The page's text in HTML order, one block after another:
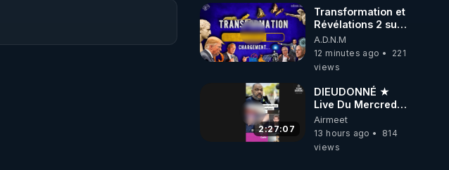
Transformation et
Révélations 2 sur
2 - live du
07/08/26
A.D.N.M
12 minutes ago
221
views
2:27:07
DIEUDONNÉ ★
Live Du Mercredi
5 Août 2026
Airmeet
13 hours ago
814
views